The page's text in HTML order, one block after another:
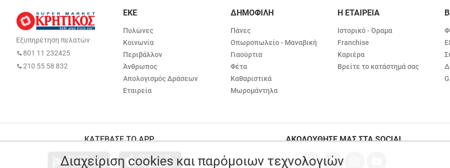
Εξυπηρέτηση πελατών
801 11 232425
210 55 58 832
ΕΚΕ
Πυλώνες
Κοινωνία
Περιβάλλον
Άνθρωπος
Απολογισμός Δράσεων
Εταιρεία
ΔΗΜΟΦΙΛΗ
Πάνες
Οπωροπωλείο - Μαναβική
Γιαούρτια
Φέτα
Καθαριστικά
Μωρομάντηλα
Η ΕΤΑΙΡΕΙΑ
Ιστορικό - Όραμα
Franchise
Καριέρα
Βρείτε το κατάστημά σας
ΚΑΤΕΒΑΣΕ ΤΟ APP ΑΚΟΛΟΥΘΗΣΕ ΜΑΣ ΣΤΑ SOCIAL
Διαχείριση cookies και παρόμοιων τεχνολογιών